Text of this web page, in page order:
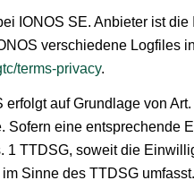
IONOS SE. Anbieter ist
verschiedene Logfiles
terms-privacy.
erfolgt auf Grundlage von
Sofern eine entsprechende
1 TTDSG, soweit die
Sinne des TTDSG